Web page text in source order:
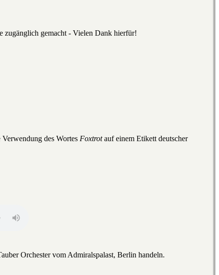
zugänglich gemacht - Vielen Dank hierfür!
des Wortes Foxtrotauf einem Etikett deutscher
Orchester vom Admiralspalast, Berlin handeln.